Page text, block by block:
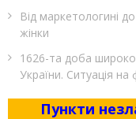
Від маркетологині
жінки
1626-та доба
України. Ситуація на
Пункти